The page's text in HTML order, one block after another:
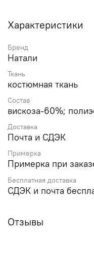
Характеристики
Бренд
Натали
Ткань
костюмная ткань
Состав
вискоза-60%;
Доставка
Почта и СДЭК
Примерка
Примерка при
Бесплатная доставка
СДЭК и почта
Отзывы